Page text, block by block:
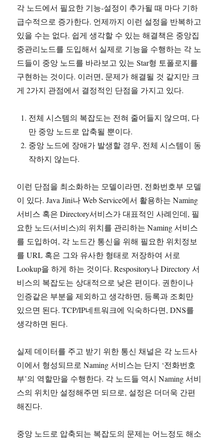
각 노드에서 필요한 기능-설정이 추가될 때 마다 기하
급수적으로 증가한다. 언제까지 이런 설정을 반복하고
있을 수는 없다. 쉽게 생각할 수 있는 해결책은 중앙집
중관리노드를 도입해서 실제로 기능을 수행하는 각 노
드들이 중앙 노드를 바라보고 있는 Star형 토폴로지를
구현하는 것이다. 이러면, 문제가 해결될 것 같지만 크
게 2가지 관점에서 결정적인 단점을 가지고 있다.
전체 시스템의 복잡도는 전혀 줄어들지 않으며, 다
만 중앙 노드로 압축될 뿐이다.
중앙 노드에 장애가 발생할 경우, 전체 시스템이 동
작하지 않는다.
이런 단점을 최소화하는 모델이라면, 전화번호부 모델
이 있다. Java Jini나 Web Service에서 활용하는 Naming
서비스 혹은 Directory서비스가 대표적인 사례인데, 필
요한 노드(서비스)의 위치를 관리하는 Naming 서비스
를 도입하여, 각 노드간 통신을 위해 필요한 위치정보
를 URL 혹은 그와 유사한 형태로 저장하여 서로
Lookup을 하게 하는 것이다. Respository나 Directory 서
비스의 복잡도는 상대적으로 낮은 편이다. 권한이나
인증같은 부분을 제외하고 생각하면, 등록과 조회만
있으면 된다. TCP/IP네트워크에 익숙하다면, DNS를
생각하면 된다.
실제 데이터를 주고 받기 위한 통신 채널은 각 노드사
이에서 형성되므로 Naming 서비스는 단지 ‘전화번호
부’의 역할만을 수행한다. 각 노드들 역시 Naming 서비
스의 위치만 설정해주면 되므로, 설정은 더더욱 간편
해진다.
중앙 노드로 압축되는 복잡도의 문제는 어느정도 해소